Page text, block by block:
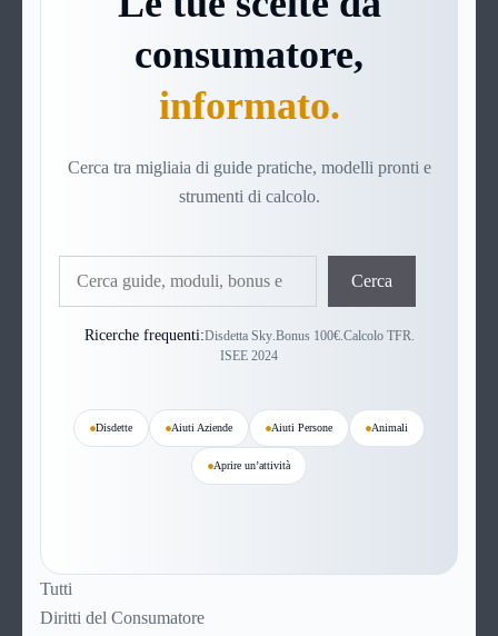
consumatore,
informato.
Cerca tra migliaia di guide pratiche, modelli pronti e
strumenti di calcolo.
Cerca
Ricerche frequenti:Disdetta Sky.Bonus 100€.Calcolo TFR.
ISEE 2024
Disdette Aiuti Aziende Aiuti Persone Animali
Aprire un’attività
Tutti
Diritti del Consumatore